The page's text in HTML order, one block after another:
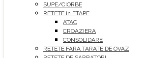
SUPE/CIORBE
RETETE in ETAPE
ATAC
CROAZIERA
CONSOLIDARE
RETETE FARA TARATE DE OVAZ